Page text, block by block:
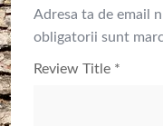
Adresa ta de email
obligatorii sunt
Review Title *